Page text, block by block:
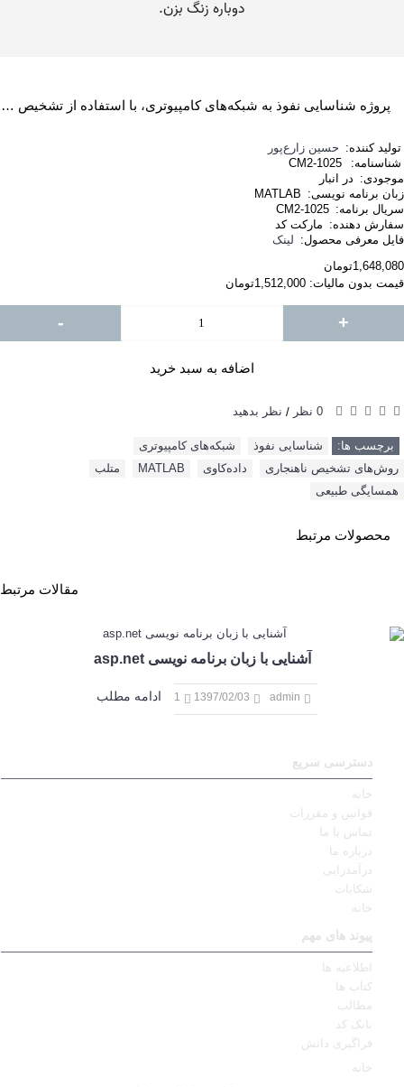
پروژه شناسایی نفوذ به شبکه‌های کامپیوتری، با استفاده از تشخیص ناهنجاری در داده‌کاوی با MATLAB
تولید کننده: حسین زارع‌پور
شناسنامه:
CM2-1025
موجودی: در انبار
زبان برنامه نویسی: MATLAB
سریال برنامه: CM2-1025
سفارش دهنده: مارکت کد
فایل معرفی محصول: لینک
1,648,080تومان
قیمت بدون مالیات: 1,512,000تومان
- +
اضافه به سبد خرید
0 نظر / نظر بدهید
برچسب ها: شناسایی نفوذ شبکه‌های کامپیوتری
روش‌های تشخیص ناهنجاری
داده‌کاوی MATLAB متلب
همسایگی طبیعی
محصولات مرتبط
مقالات مرتبط
آشنایی با زبان برنامه نویسی asp.net
admin
1397/02/03
1 ادامه مطلب
دسترسی سریع
خانه
قوانین و مقررات
تماس با ما
درباره ما
درآمدزایی
شکایات
خانه
پیوند های مهم
اطلاعیه ها
کتاب ها
مطالب
بانک کد
فراگیری دانش
خانه